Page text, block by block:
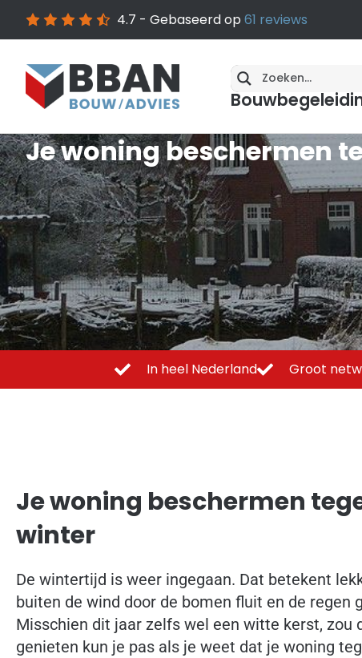
4.7 - Gebaseerd op 61 reviews
Je woning beschermen
In heel Nederland Groot
Je woning beschermen
winter
De wintertijd is weer ingegaan. Dat betekent
buiten de wind door de bomen fluit en de regen
Misschien dit jaar zelfs wel een witte kerst, zou
genieten kun je pas als je weet dat je woning